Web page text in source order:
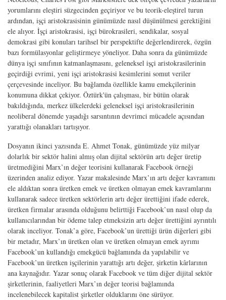
yorumlarını eleştiri süzgecinden geçiriyor ve bu teorik-eleştirel turun
ardından, işçi aristokrasisinin günümüzde nasıl düşünülmesi gerektiğini
ele alıyor. İşçi aristokrasisi, işçi bürokrasileri, sendikalar, sosyal
demokrasi gibi konuları tarihsel bir perspektifte değerlendirerek, özgün
bazı formülasyonlar geliştirmeye yöneliyor. Daha sonra da günümüzde
dünya işçi sınıfının katmanlaşmasını, geleneksel işçi aristokrasilerinin
geçirdiği evrimi, yeni işçi aristokrasisi kesimlerini somut veriler
çerçevesinde inceliyor. Bu bağlamda özellikle kamu emekçilerinin
konumuna dikkat çekiyor. Öztürk'ün çalışması, bir bütün olarak
bakıldığında, merkez ülkelerdeki geleneksel işçi aristokrasilerinin
neoliberal dönemde yaşadığı sarsıntının devrimci mücadele açısından
yarattığı olanakları tartışıyor.
Dosyanın ikinci yazısında E. Ahmet Tonak, günümüzde yüz milyar
dolarlık bir sektör halini almış olan dijital sektörün artı değer üretip
üretmediğini Marx’ın değer teorisini kullanarak Facebook örneği
üzerinden analiz ediyor. Yazar makalesinde Marx’ın artı değer kavramını
ele aldıktan sonra üretken emek ve üretken olmayan emek kavramlarını
kullanarak sadece üretken sektörlerin artı değer ürettiğini ifade ederek,
üretken firmalar arasında olduğunu belirttiği Facebook’un nasıl olup da
kullanıcılarından bir ödeme talep etmeksizin artı değer ürettiğini ayrıntılı
olarak inceliyor. Tonak’a göre, Facebook’un ürettiği ürün diğerleri gibi
bir metadır, Marx’ın üretken olan ve üretken olmayan emek ayrımı
Facebook’un kullandığı emekgücü bağlamında da yapılabilir ve
Facebook’un üretken işçilerinin yarattığı artı değer, şirketin kârlarının
ana kaynağıdır. Yazar sonuç olarak Facebook ve tüm diğer dijital sektör
şirketlerinin, faaliyetleri Marx’ın değer teorisi bağlamında
incelenebilecek kapitalist şirketler olduklarını öne sürüyor.